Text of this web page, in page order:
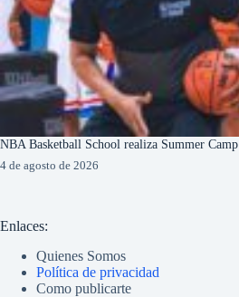
NBA Basketball School realiza Summer Camp
4 de agosto de 2026
Enlaces:
Quienes Somos
Política de privacidad
Como publicarte